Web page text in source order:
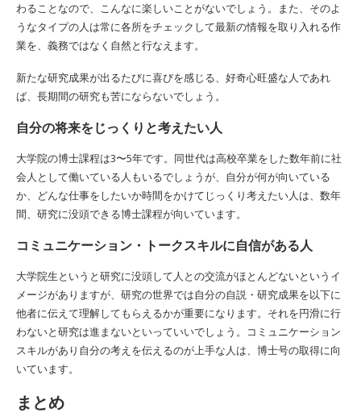
わることなので、こんなに楽しいことがないでしょう。また、そのよ
うなタイプの人は常に各所をチェックして最新の情報を取り入れる作
業を、義務ではなく自然と行なえます。
新たな研究成果が出るたびに喜びを感じる、好奇心旺盛な人であれ
ば、長期間の研究も苦にならないでしょう。
自分の将来をじっくりと考えたい人
大学院の博士課程は3〜5年です。同世代は高校卒業をした数年前に社
会人として働いている人もいるでしょうが、自分が何が向いている
か、どんな仕事をしたいか時間をかけてじっくり考えたい人は、数年
間、研究に没頭できる博士課程が向いています。
コミュニケーション・トークスキルに自信がある人
大学院生というと研究に没頭して人との交流がほとんどないというイ
メージがありますが、研究の世界では自分の自説・研究成果を以下に
他者に伝えて理解してもらえるかが重要になります。それを円滑に行
わないと研究は進まないといっていいでしょう。コミュニケーション
スキルがあり自分の考えを伝えるのが上手な人は、博士号の取得に向
いています。
まとめ